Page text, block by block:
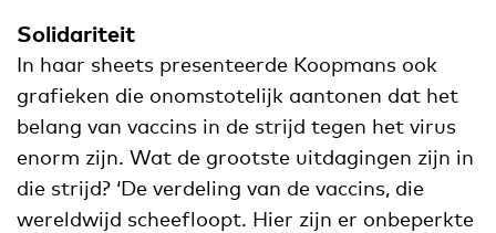
Solidariteit
In haar sheets presenteerde Koopmans ook
grafieken die onomstotelijk aantonen dat het
belang van vaccins in de strijd tegen het virus
enorm zijn. Wat de grootste uitdagingen zijn in
die strijd? ‘De verdeling van de vaccins, die
wereldwijd scheefloopt. Hier zijn er onbeperkte